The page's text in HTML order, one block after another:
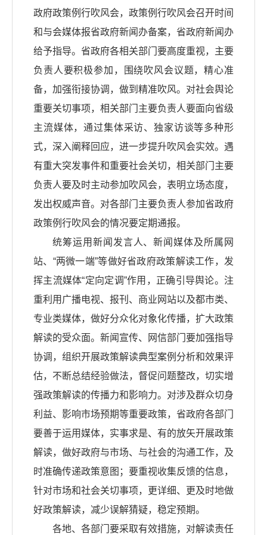
政府政策例行吹风会，政策例行吹风会召开时间
和与会媒体报省政府新闻办备案，省政府新闻办
给予指导。省政府各相关部门要高度重视，主要
负责人要积极参加，围绕吹风会议题，精心准
备，加强衔接协调，做到精准吹风。对社会舆论
重要关切事项，相关部门主要负责人要面向省级
主流媒体，通过集体采访、独家访谈等多种形
式，深入阐释回应，进一步提升吹风会实效。遇
有重大突发事件和重要社会关切，相关部门主要
负责人要及时主动参加吹风会，表明立场态度，
发出权威声音。对各部门主要负责人参加省政府
政策例行吹风会的情况要定期通报。
统筹运用新闻发言人、新闻媒体及所属网
站、“两微一端”等做好省政府政策解读工作，发
挥主流媒体“定向定调”作用，正确引导舆论。注
重利用广播电视、报刊、商业网站以及都市类、
专业类媒体，做好分众化对象化传播，扩大政策
解读的受众面。新闻宣传、网信部门要加强指导
协调，组织开展政策解读典型案例分析和效果评
估，不断总结经验做法，督促问题整改，切实增
强政策解读的传播力和影响力。对涉及群众切身
利益、影响市场预期等重要政策，省政府各部门
要善于运用媒体，实事求是、有的放矢开展政策
解读，做好政府与市场、与社会的沟通工作，及
时准确传递政策意图；要重视收集反馈的信息，
针对市场和社会关切事项，更详细、更及时地做
好政策解读，减少误解猜疑，稳定预期。
各地、各部门要采取有效措施，对解读责任